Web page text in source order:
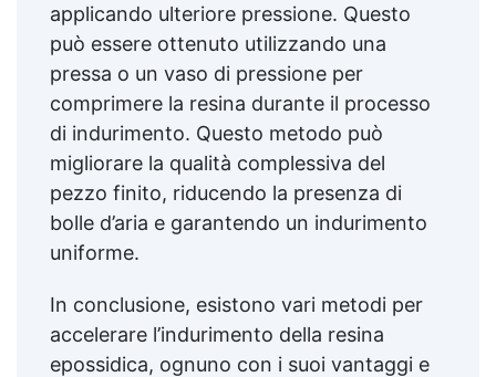
applicando ulteriore pressione. Questo
può essere ottenuto utilizzando una
pressa o un vaso di pressione per
comprimere la resina durante il processo
di indurimento. Questo metodo può
migliorare la qualità complessiva del
pezzo finito, riducendo la presenza di
bolle d’aria e garantendo un indurimento
uniforme.
In conclusione, esistono vari metodi per
accelerare l’indurimento della resina
epossidica, ognuno con i suoi vantaggi e